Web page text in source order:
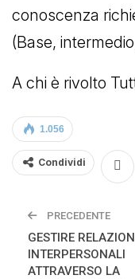
conoscenza
(Base,
A chi è rivolto
1.056
Condividi
PRECEDENTE
GESTIRE
INTERPERSONALI
ATTRAVERSO LA